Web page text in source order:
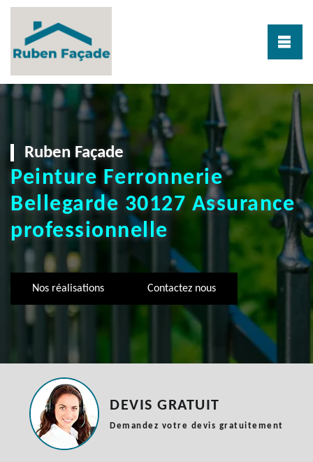
Ruben Façade
Peinture Ferronnerie
Bellegarde 30127 Assurance
professionnelle
Nos réalisations Contactez nous
DEVIS GRATUIT
Demandez votre devis gratuitement